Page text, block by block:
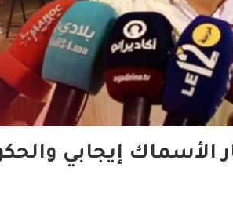
الأسماك إيجابي